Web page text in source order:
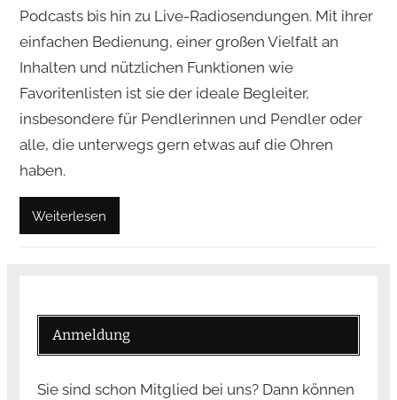
Podcasts bis hin zu Live-Radiosendungen. Mit ihrer
einfachen Bedienung, einer großen Vielfalt an
Inhalten und nützlichen Funktionen wie
Favoritenlisten ist sie der ideale Begleiter,
insbesondere für Pendlerinnen und Pendler oder
alle, die unterwegs gern etwas auf die Ohren
haben.
Weiterlesen
Anmeldung
Sie sind schon Mitglied bei uns? Dann können